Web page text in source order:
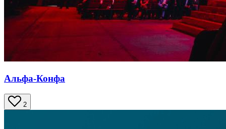
Альфа-Конфа
2